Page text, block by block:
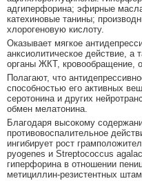
адгиперфорина; эфирные
катехиновые танины;
хлорогеновую кислоту.
Оказывает мягкое
анксиолитическое действие,
органы ЖКТ, кровообращение,
Полагают, что
способностью его активных
серотонина и других
обмен мелатонина.
Благодаря высокому
противовоспалительное
ингибирует рост
pyogenes и Streptococcus
гиперфорина в отношении
метициллин-резистентных